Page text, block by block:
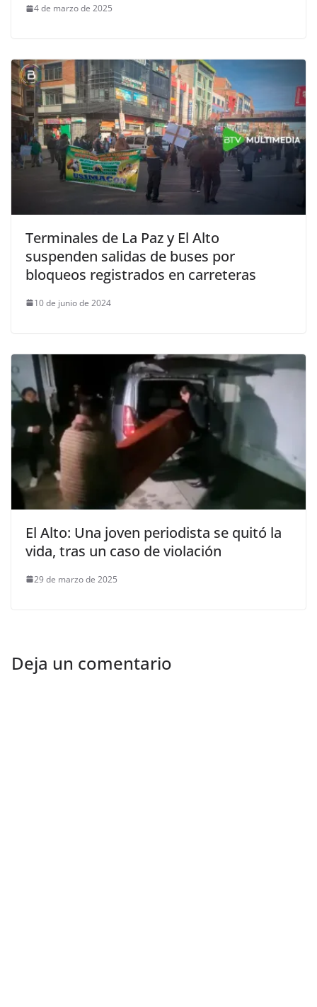
4 de marzo de 2025
Terminales de La Paz y El Alto
suspenden salidas de buses por
bloqueos registrados en carreteras
10 de junio de 2024
El Alto: Una joven periodista se quitó la
vida, tras un caso de violación
29 de marzo de 2025
Deja un comentario